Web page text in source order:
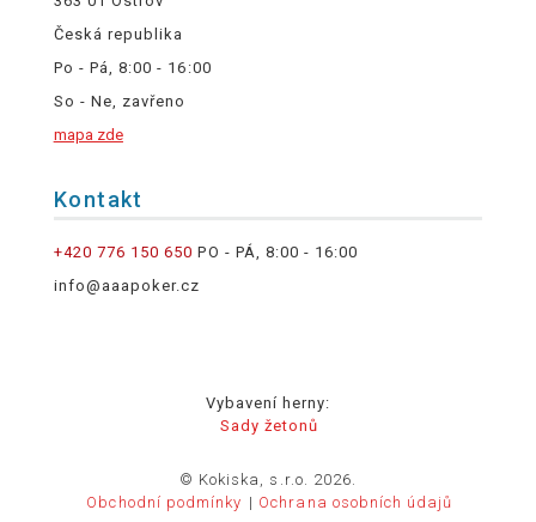
Česká republika
Po - Pá, 8:00 - 16:00
So - Ne, zavřeno
mapa zde
Kontakt
+420 776 150 650 PO - PÁ, 8:00 - 16:00
info@aaapoker.cz
Vybavení herny:
Sady žetonů
© Kokiska, s.r.o. 2026.
Obchodní podmínky
Ochrana osobních údajů